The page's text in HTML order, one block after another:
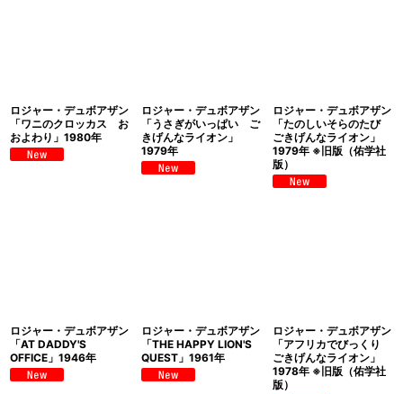
ロジャー・デュボアザン
「ワニのクロッカス お
およわり」1980年
ロジャー・デュボアザン
「うさぎがいっぱい ご
きげんなライオン」
1979年
ロジャー・デュボアザン
「たのしいそらのたび
ごきげんなライオン」
1979年 ※旧版（佑学社
版）
ロジャー・デュボアザン
「AT DADDY'S
OFFICE」1946年
ロジャー・デュボアザン
「THE HAPPY LION'S
QUEST」1961年
ロジャー・デュボアザン
「アフリカでびっくり
ごきげんなライオン」
1978年 ※旧版（佑学社
版）